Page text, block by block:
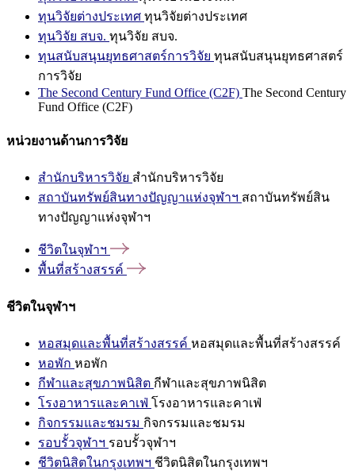
ทุนวิจัยต่างประเทศ ทุนวิจัยต่างประเทศ
ทุนวิจัย สบจ. ทุนวิจัย สบจ.
ทุนสนับสนุนยุทธศาสตร์การวิจัย ทุนสนับสนุนยุทธศาสตร์
การวิจัย
The Second Century Fund Office (C2F) The Second Century
Fund Office (C2F)
หน่วยงานด้านการวิจัย
สำนักบริหารวิจัย สำนักบริหารวิจัย
สถาบันทรัพย์สินทางปัญญาแห่งจุฬาฯ สถาบันทรัพย์สิน
ทางปัญญาแห่งจุฬาฯ
ชีวิตในจุฬาฯ
พื้นที่สร้างสรรค์
ชีวิตในจุฬาฯ
หอสมุดและพื้นที่สร้างสรรค์ หอสมุดและพื้นที่สร้างสรรค์
หอพัก หอพัก
กีฬาและสุขภาพนิสิต กีฬาและสุขภาพนิสิต
โรงอาหารและคาเฟ่ โรงอาหารและคาเฟ่
กิจกรรมและชมรม กิจกรรมและชมรม
รอบรั้วจุฬาฯ รอบรั้วจุฬาฯ
ชีวิตนิสิตในกรุงเทพฯ ชีวิตนิสิตในกรุงเทพฯ